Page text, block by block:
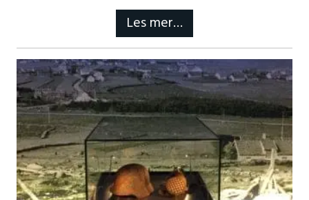
Les mer…